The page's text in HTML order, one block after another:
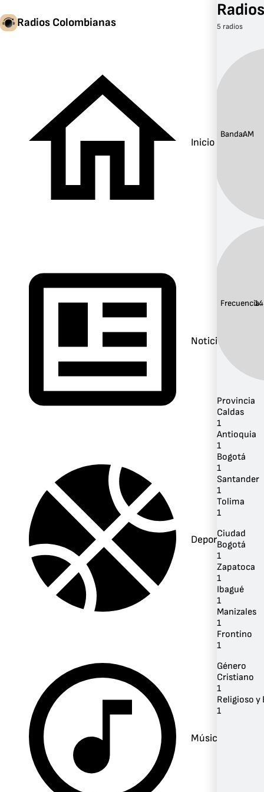
Radios Colombianas
Inicio
Noticias
Deportes
Música
5 radios
Banda:AM
Frecuencia:
Provincia
Caldas
1
Antioquia
1
Bogotá
1
Santander
1
Tolima
1
Ciudad
Bogotá
1
Zapatoca
1
Ibagué
1
Manizales
1
Frontino
1
Género
Cristiano
1
Religioso
1